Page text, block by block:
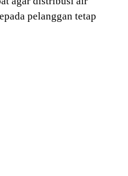
pelanggan tetap